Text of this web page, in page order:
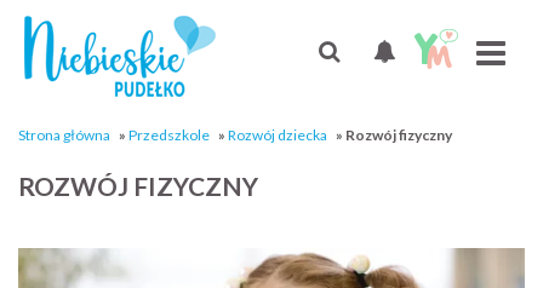
Strona główna » Przedszkole » Rozwój dziecka » Rozwój fizyczny
ROZWÓJ FIZYCZNY